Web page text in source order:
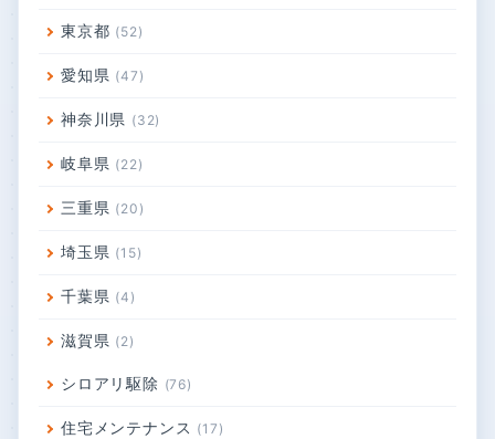
東京都 52
愛知県 47
神奈川県 32
岐阜県 22
三重県 20
埼玉県 15
千葉県 4
滋賀県 2
シロアリ駆除 76
住宅メンテナンス 17